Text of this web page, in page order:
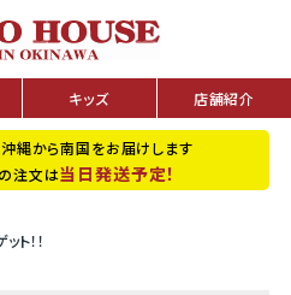
キッズ 店舗紹介
縄から南国をお届けします
注文は当日発送予定！
ト！！